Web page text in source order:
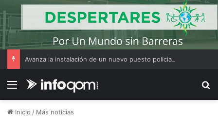
Menú
Inicio / Más noticias